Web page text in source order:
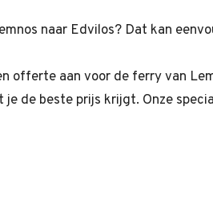
naar Edvilos? Dat kan
offerte aan voor de ferry van
je de beste prijs krijgt. Onze